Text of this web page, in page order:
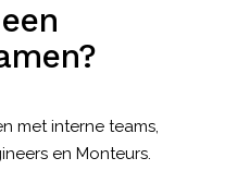
met interne teams,
en Monteurs.